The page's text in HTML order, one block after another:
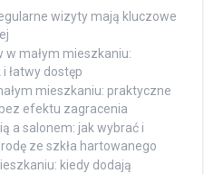
wizyty mają kluczowe
małym mieszkaniu:
łatwy dostęp
mieszkaniu: praktyczne
efektu zagracenia
a salonem: jak wybrać i
ze szkła hartowanego
kiedy dodają